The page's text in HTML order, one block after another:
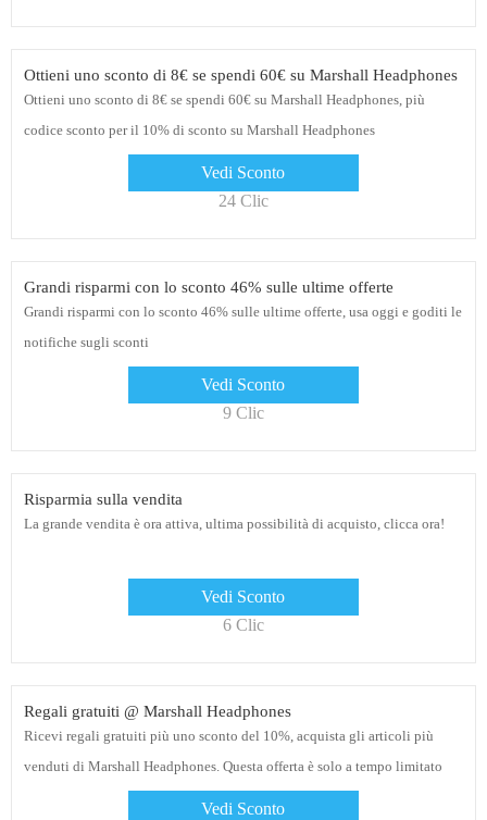
Ottieni uno sconto di 8€ se spendi 60€ su Marshall Headphones
Ottieni uno sconto di 8€ se spendi 60€ su Marshall Headphones, più
codice sconto per il 10% di sconto su Marshall Headphones
Vedi Sconto
24 Clic
Grandi risparmi con lo sconto 46% sulle ultime offerte
Grandi risparmi con lo sconto 46% sulle ultime offerte, usa oggi e goditi le
notifiche sugli sconti
Vedi Sconto
9 Clic
Risparmia sulla vendita
La grande vendita è ora attiva, ultima possibilità di acquisto, clicca ora!
Vedi Sconto
6 Clic
Regali gratuiti @ Marshall Headphones
Ricevi regali gratuiti più uno sconto del 10%, acquista gli articoli più
venduti di Marshall Headphones. Questa offerta è solo a tempo limitato
Vedi Sconto